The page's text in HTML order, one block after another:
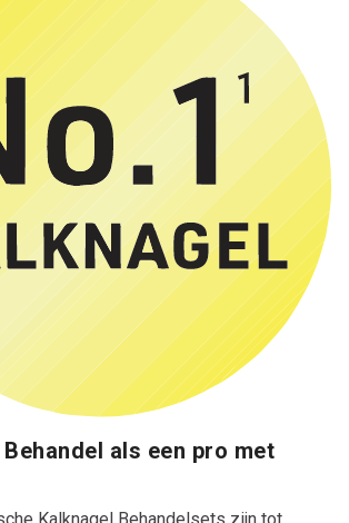
als een pro met
Kalknagel Behandelsets zijn tot